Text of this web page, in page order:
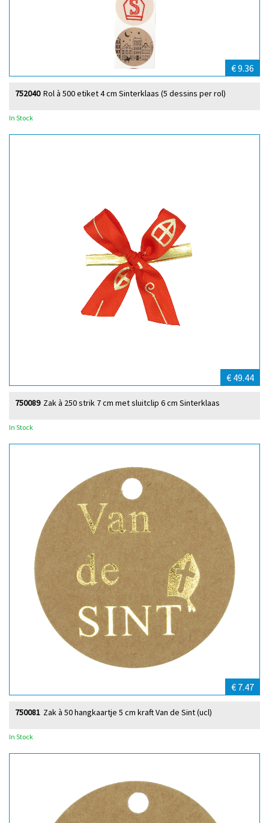
€ 9.36
Rol à 500 etiket 4 cm Sinterklaas (5 dessins per rol)
752040
In Stock
€ 49.44
Zak à 250 strik 7 cm met sluitclip 6 cm Sinterklaas
750089
In Stock
€ 7.47
Zak à 50 hangkaartje 5 cm kraft Van de Sint (ucl)
750081
In Stock